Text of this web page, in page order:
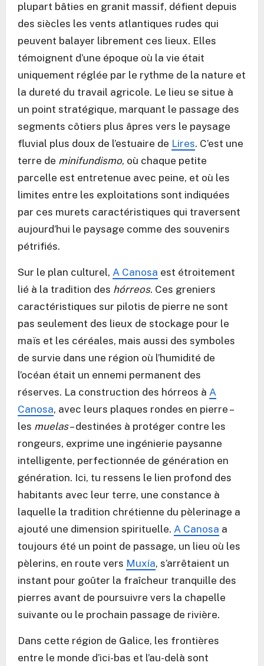
plupart bâties en granit massif, défient depuis
des siècles les vents atlantiques rudes qui
peuvent balayer librement ces lieux. Elles
témoignent d’une époque où la vie était
uniquement réglée par le rythme de la nature et
la dureté du travail agricole. Le lieu se situe à
un point stratégique, marquant le passage des
segments côtiers plus âpres vers le paysage
fluvial plus doux de l’estuaire de Lires. C’est une
terre de minifundismo, où chaque petite
parcelle est entretenue avec peine, et où les
limites entre les exploitations sont indiquées
par ces murets caractéristiques qui traversent
aujourd’hui le paysage comme des souvenirs
pétrifiés.
Sur le plan culturel, A Canosa est étroitement
lié à la tradition des hórreos. Ces greniers
caractéristiques sur pilotis de pierre ne sont
pas seulement des lieux de stockage pour le
maïs et les céréales, mais aussi des symboles
de survie dans une région où l’humidité de
l’océan était un ennemi permanent des
réserves. La construction des hórreos à A
Canosa, avec leurs plaques rondes en pierre –
les muelas– destinées à protéger contre les
rongeurs, exprime une ingénierie paysanne
intelligente, perfectionnée de génération en
génération. Ici, tu ressens le lien profond des
habitants avec leur terre, une constance à
laquelle la tradition chrétienne du pèlerinage a
ajouté une dimension spirituelle. A Canosa a
toujours été un point de passage, un lieu où les
pèlerins, en route vers Muxía, s’arrêtaient un
instant pour goûter la fraîcheur tranquille des
pierres avant de poursuivre vers la chapelle
suivante ou le prochain passage de rivière.
Dans cette région de Galice, les frontières
entre le monde d’ici-bas et l’au-delà sont